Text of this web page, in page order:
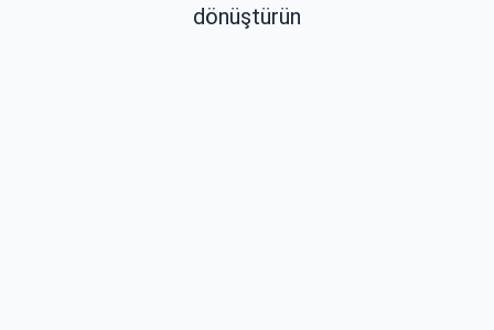
dönüştürün